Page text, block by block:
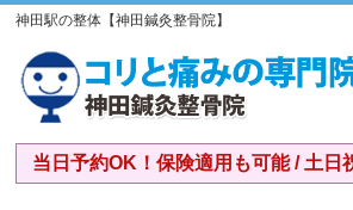
神田駅の整体【神田鍼灸整骨院】
当日予約OK！保険適用も可能 / 土日